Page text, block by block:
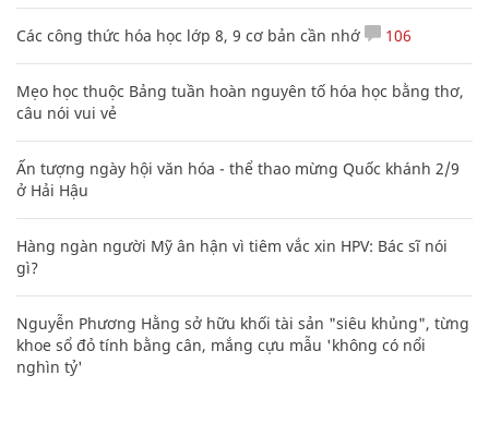
Các công thức hóa học lớp 8, 9 cơ bản cần nhớ 106
Mẹo học thuộc Bảng tuần hoàn nguyên tố hóa học bằng thơ,
câu nói vui vẻ
Ấn tượng ngày hội văn hóa - thể thao mừng Quốc khánh 2/9
ở Hải Hậu
Hàng ngàn người Mỹ ân hận vì tiêm vắc xin HPV: Bác sĩ nói
gì?
Nguyễn Phương Hằng sở hữu khối tài sản "siêu khủng", từng
khoe sổ đỏ tính bằng cân, mắng cựu mẫu 'không có nổi
nghìn tỷ'